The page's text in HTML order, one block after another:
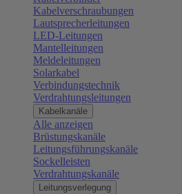
Kabelverschraubungen
Lautsprecherleitungen
LED-Leitungen
Mantelleitungen
Meldeleitungen
Solarkabel
Verbindungstechnik
Verdrahtungsleitungen
Kabelkanäle
Alle anzeigen
Brüstungskanäle
Leitungsführungskanäle
Sockelleisten
Verdrahtungskanäle
Leitungsverlegung